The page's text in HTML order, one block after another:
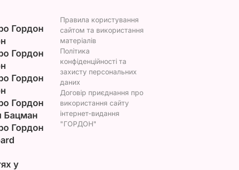
Гордон
Гордон
Гордон
Гордон
Бацман
Гордон
у
Правила користування
сайтом та використання
матеріалів
Політика
конфіденційності та
захисту персональних
даних
Договір приєднання про
використання сайту
інтернет-видання
"ГОРДОН"